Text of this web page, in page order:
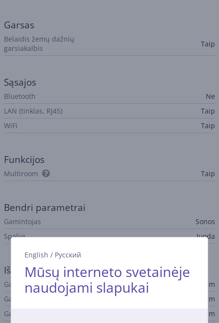
English / Русский
Mūsų interneto svetainėje
naudojami slapukai
Garsas
Belaidis žemų dažnių
garsiakalbis
Taip
Sąsajos
Bluetooth
Ne
LAN (tinklas, RJ45)
Taip
WiFi
Taip
Funkcijos
Multiroom Taip
Bendri parametrai
Gamintojas
Sonos
Spalva
Juoda
Išmatavimai
Garsiakalbio aukštis
30,5 cm
Garsiakalbio plotis
23 cm
Garsiakalbio gylis
23 cm